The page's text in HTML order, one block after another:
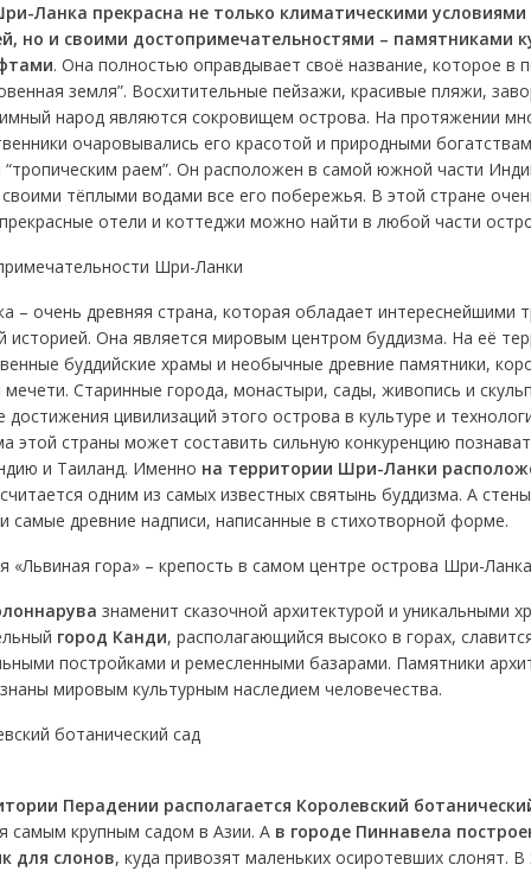
Ланка прекрасна не только климатическими условиями
но и своими достопримечательностями – памятниками
. Она полностью оправдывает своё название, которое в
земля”. Восхитительные пейзажи, красивые пляжи,
народ являются сокровищем острова. На протяжении
очаровывались его красотой и природными
“тропическим раем”. Он расположен в самой южной части
тёплыми водами все его побережья. В этой стране
отели и коттеджи можно найти в любой части
– очень древняя страна, которая обладает интереснейшими
историей. Она является мировым центром буддизма. На её
буддийские храмы и необычные древние памятники,
Старинные города, монастыри, сады, живопись и
достижения цивилизаций этого острова в культуре и
этой страны может составить сильную конкуренцию
и Таиланд. Именно на территории Шри-Ланки
одним из самых известных святынь буддизма. А
самые древние надписи, написанные в стихотворной форме.
знаменит сказочной архитектурой и уникальными
город Канди, располагающийся высоко в горах,
постройками и ремесленными базарами. Памятники
мировым культурным наследием человечества.
Перадении располагается Королевский
самым крупным садом в Азии. А в городе Пиннавела
для слонов, куда привозят маленьких осиротевших слонят.